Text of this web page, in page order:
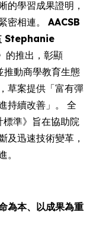
的學習成果證明，
密相連。 AACSB
Stephanie
的推出，彰顯
推動商學教育生態
草案提供「富有彈
持續改善」。 全
準》旨在協助院
及迅速技術變革，
。
為本、以成果為重